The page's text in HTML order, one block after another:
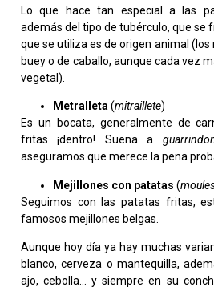
Lo que hace tan especial a las
además del tipo de tubérculo, que se
que se utiliza es de origen animal
buey o de caballo, aunque cada vez
vegetal).
Metralleta(mitraillete)
Es un bocata, generalmente de
fritas ¡dentro! Suena a
aseguramos que merece la pena
Mejillones con patatas (
Seguimos con las patatas fritas,
famosos mejillones belgas.
Aunque hoy día ya hay muchas
blanco, cerveza o mantequilla,
ajo, cebolla… y siempre en su